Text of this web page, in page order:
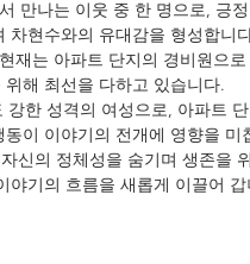
만나는 이웃 중 한 명으로, 긍
차현수와의 유대감을 형성합니
재는 아파트 단지의 경비원으
해 최선을 다하고 있습니다.
강한 성격의 여성으로, 아파트
이 이야기의 전개에 영향을 미
신의 정체성을 숨기며 생존을
야기의 흐름을 새롭게 이끌어 갑